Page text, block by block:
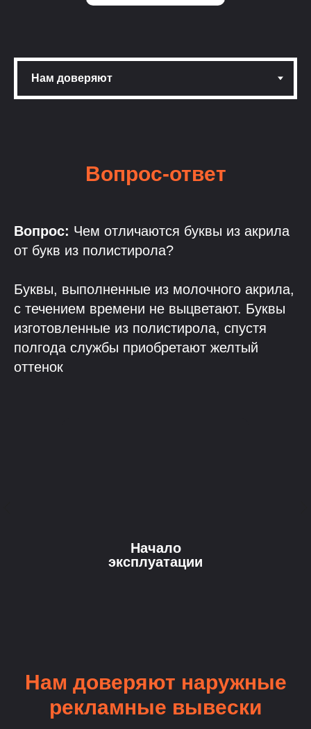
Вопрос-ответ
Вопрос: Чем отличаются буквы из акрила
от букв из полистирола?
Буквы, выполненные из молочного акрила,
с течением времени не выцветают. Буквы
изготовленные из полистирола, спустя
полгода службы приобретают желтый
оттенок
Начало
эксплуатации
Нам доверяют наружные
рекламные вывески